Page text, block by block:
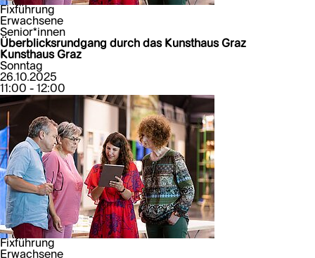
Fixführung
Erwachsene
Senior*innen
Überblicksrundgang durch das Kunsthaus Graz
Kunsthaus Graz
Sonntag
26.10.2025
11:00 - 12:00
Fixführung
Erwachsene